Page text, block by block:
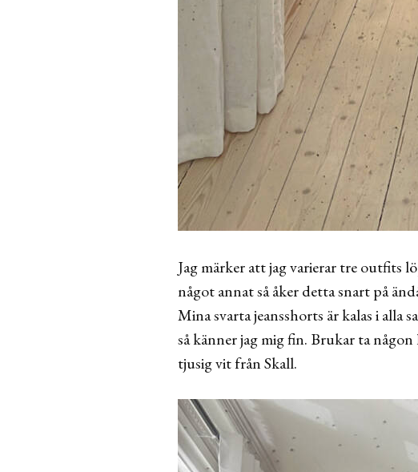
Jag märker att jag varierar tre outfits
något annat så åker detta snart på
Mina svarta jeansshorts är kalas i
så känner jag mig fin. Brukar ta
tjusig vit från Skall.